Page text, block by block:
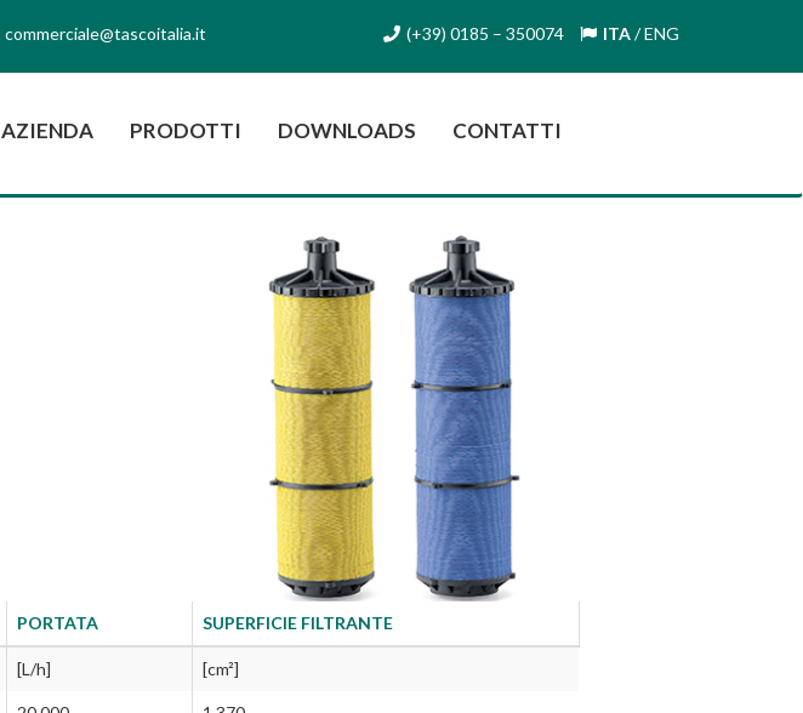
commerciale@tascoitalia.it (+39) 0185 – 350074 ITA/ENG
AZIENDA(CURRENT)
PRODOTTI DOWNLOADS CONTATTI
PORTATA SUPERFICIE FILTRANTE
[L/h] [cm²]